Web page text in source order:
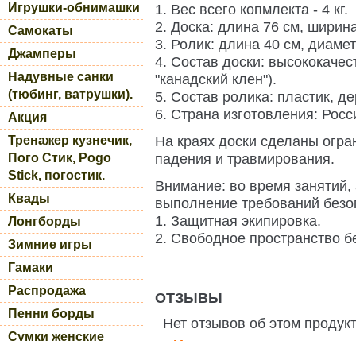
Игрушки-обнимашки
Самокаты
Джамперы
Надувные санки
(тюбинг, ватрушки).
Акция
Тренажер кузнечик,
Пого Стик, Pogo
Stick, погостик.
Квады
Лонгборды
Зимние игры
Гамаки
Распродажа
Пенни борды
Сумки женские
1. Вес всего копмлекта - 4 кг.
2. Доска: длина 76 см,
3. Ролик: длина 40 см,
4. Состав доски:
"канадский клен").
5. Состав ролика: пластик,
6. Страна изготовления:
На краях доски сделаны
падения и травмирования.
Внимание: во время занятий,
выполнение требований
1. Защитная экипировка.
2. Свободное пространство
ОТЗЫВЫ
Нет отзывов об этом